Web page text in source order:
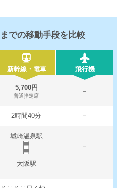
までの移動手段を比較
新幹線・電車 飛行機
5,700円
普通指定席
－
2時間40分 －
城崎温泉駅
－
大阪駅